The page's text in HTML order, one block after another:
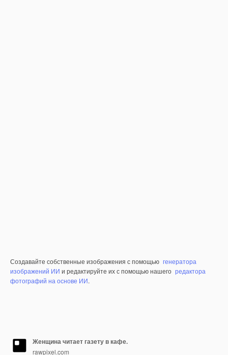
Создавайте собственные изображения с помощью генератора
изображений ИИ и редактируйте их с помощью нашего редактора
фотографий на основе ИИ.
Женщина читает газету в кафе.
rawpixel.com